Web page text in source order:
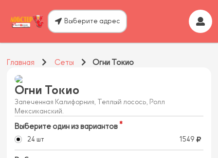
Выберите адрес
Главная Сеты Огни Токио
Огни Токио
Запеченная Калифорния, Теплый лосось, Ролл
Мексиканский.
Выберите один из вариантов
24 шт 1549